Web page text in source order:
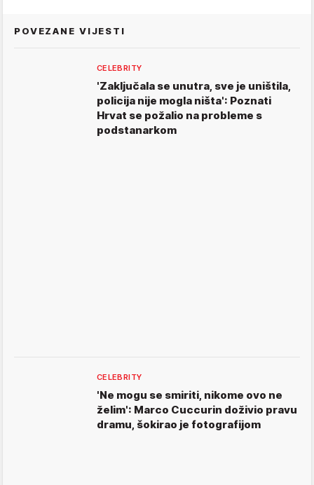
POVEZANE VIJESTI
CELEBRITY
'Zaključala se unutra, sve je uništila,
policija nije mogla ništa': Poznati
Hrvat se požalio na probleme s
podstanarkom
CELEBRITY
'Ne mogu se smiriti, nikome ovo ne
želim': Marco Cuccurin doživio pravu
dramu, šokirao je fotografijom